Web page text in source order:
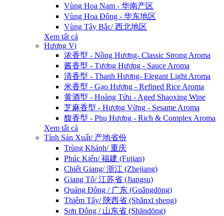
Vùng Hoa Nam - 华南产区
Vùng Hoa Đông - 华东地区
Vùng Tây Bắc/ 西北地区
Xem tất cả
Hương Vị
浓香型 - Nồng Hương- Classic Strong Aroma
酱香型 - Tương Hương - Sauce Aroma
清香型 - Thanh Hương- Elegant Light Aroma
米香型 - Gạo Hương - Refined Rice Aroma
黄酒型 - Hoàng Tửu - Aged Shaoxing Wine
芝麻香型 - Hương Vừng - Sesame Aroma
馥香型 - Phụ Hương - Rich & Complex Aroma
Xem tất cả
Tỉnh Sản Xuất/ 产地省份
Trùng Khánh/ 重庆
Phúc Kiến/ 福建 (Fujian)
Chiết Giang/ 浙江 (Zhejiang)
Giang Tô/ 江苏省 (Jiangsu)
Quảng Đông / 广东 (Guǎngdōng)
Thiểm Tây/ 陝西省 (Shǎnxī sheng)
Sơn Đông / 山东省 (Shāndōng)